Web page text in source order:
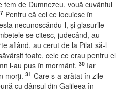
tem de Dumnezeu, vouă cuvântul
Pentru că cei ce locuiesc în
necunoscându-l, şi glasurile
se citesc, judecând, au
aflând, au cerut de la Pilat să-l
toate, cele ce erau pentru el
l-au pus în mormânt. 30 Iar
morţi. 31 Care s-a arătat în zile
cu dânsul din Galileea în